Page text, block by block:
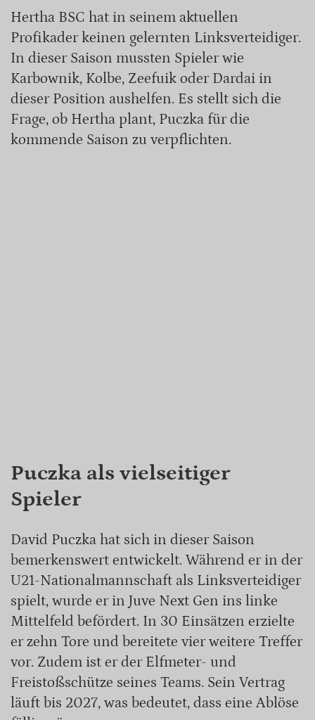
Hertha BSC hat in seinem aktuellen
Profikader keinen gelernten Linksverteidiger.
In dieser Saison mussten Spieler wie
Karbownik, Kolbe, Zeefuik oder Dardai in
dieser Position aushelfen. Es stellt sich die
Frage, ob Hertha plant, Puczka für die
kommende Saison zu verpflichten.
Puczka als vielseitiger
Spieler
David Puczka hat sich in dieser Saison
bemerkenswert entwickelt. Während er in der
U21-Nationalmannschaft als Linksverteidiger
spielt, wurde er in Juve Next Gen ins linke
Mittelfeld befördert. In 30 Einsätzen erzielte
er zehn Tore und bereitete vier weitere Treffer
vor. Zudem ist er der Elfmeter- und
Freistoßschütze seines Teams. Sein Vertrag
läuft bis 2027, was bedeutet, dass eine Ablöse